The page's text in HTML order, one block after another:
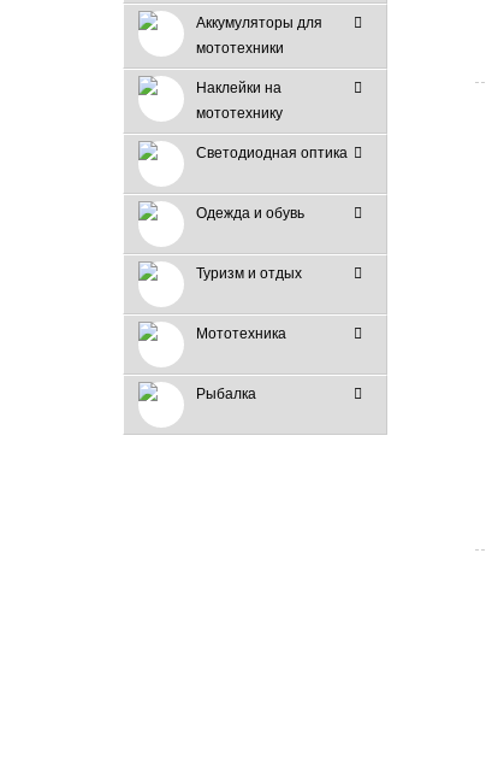
Аккумуляторы для
мототехники
Наклейки на
мототехнику
Светодиодная оптика
Одежда и обувь
Туризм и отдых
Мототехника
Рыбалка